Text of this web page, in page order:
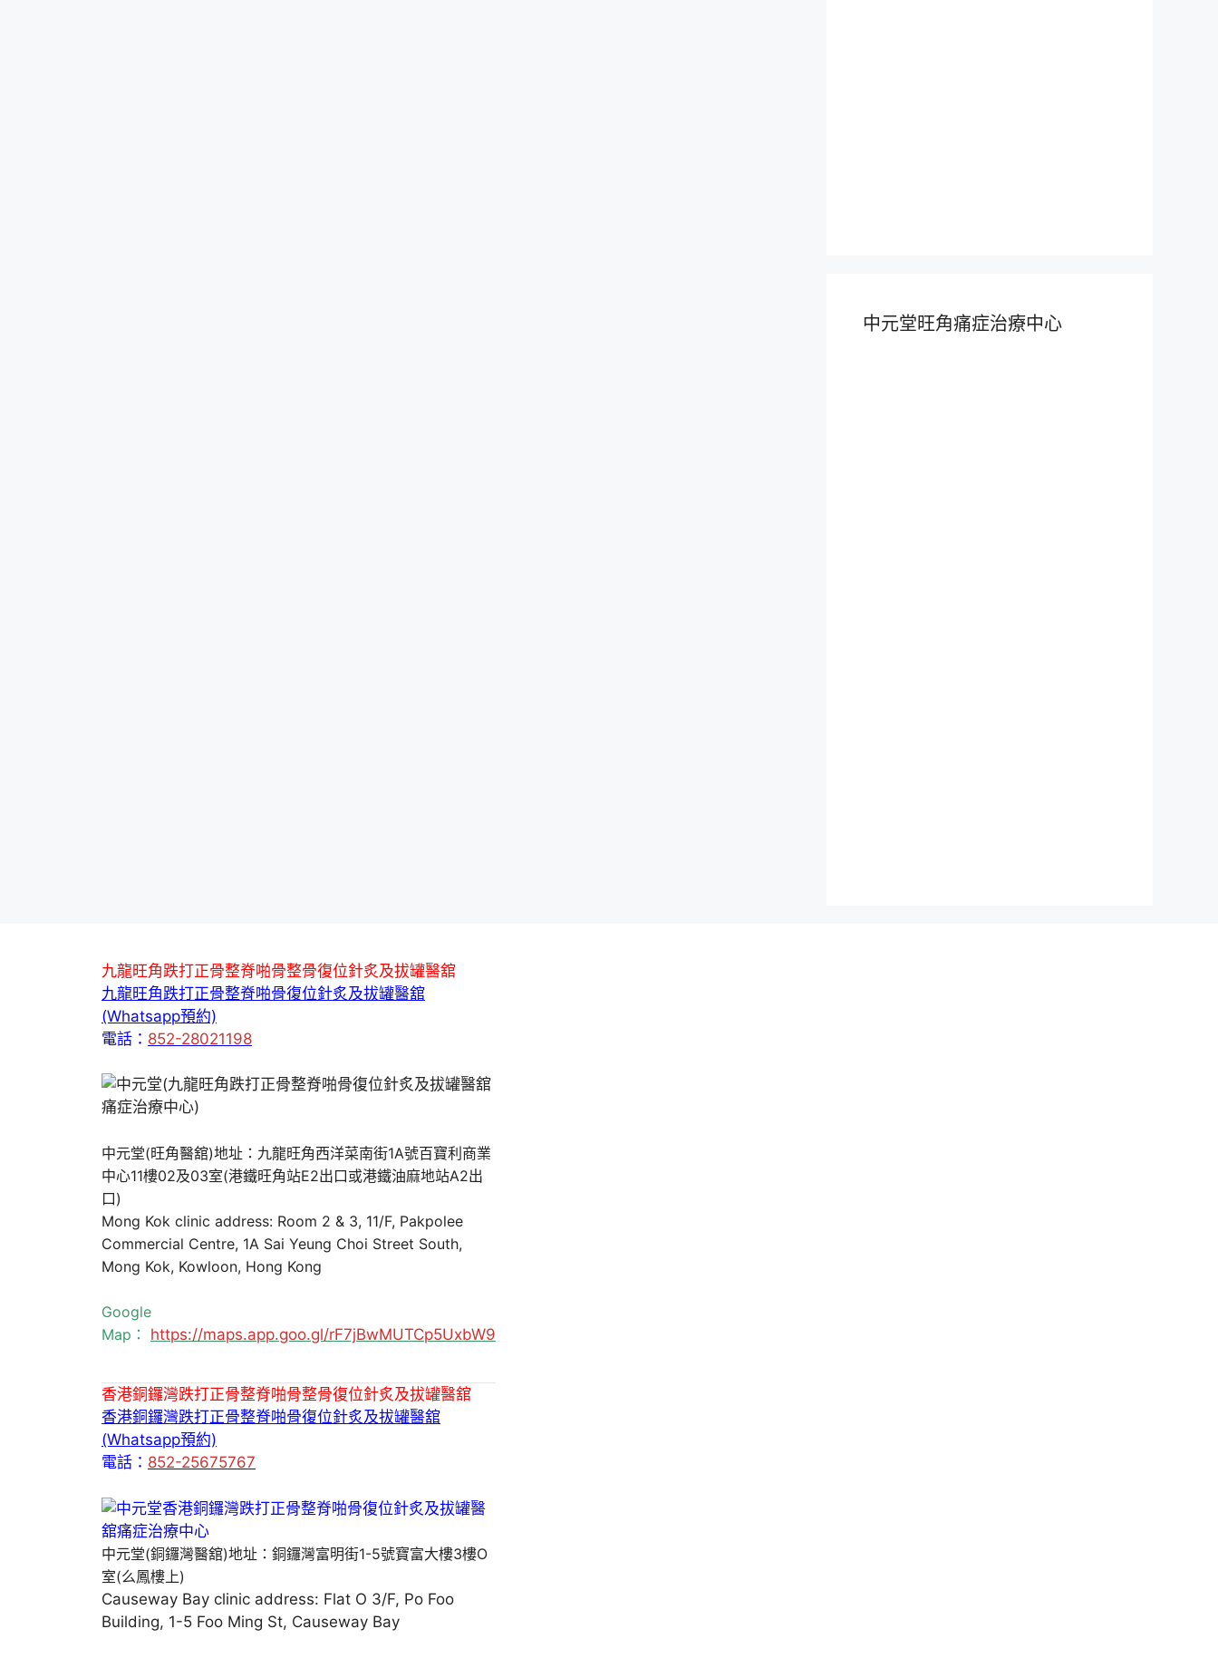
中元堂旺角痛症治療中心
九龍旺角跌打正骨整脊啪骨整骨復位針炙及拔罐醫舘
九龍旺角跌打正骨整脊啪骨復位針炙及拔罐醫舘
(Whatsapp預約)
電話： 852-28021198
中元堂(旺角醫舘)地址：九龍旺角西洋菜南街1A號百寶利商業
中心11樓02及03室(港鐵旺角站E2出口或港鐵油麻地站A2出
口)
Mong Kok clinic address: Room 2 & 3, 11/F, Pakpolee
Commercial Centre, 1A Sai Yeung Choi Street South,
Mong Kok, Kowloon, Hong Kong
Google
Map： https://maps.app.goo.gl/rF7jBwMUTCp5UxbW9
香港銅鑼灣跌打正骨整脊啪骨整骨復位針炙及拔罐醫舘
香港銅鑼灣跌打正骨整脊啪骨復位針炙及拔罐醫舘
(Whatsapp預約)
電話： 852-25675767
中元堂(銅鑼灣醫舘)地址：銅鑼灣富明街1-5號寶富大樓3樓O
室(么鳳樓上)
Causeway Bay clinic address: Flat O 3/F, Po Foo
Building, 1-5 Foo Ming St, Causeway Bay